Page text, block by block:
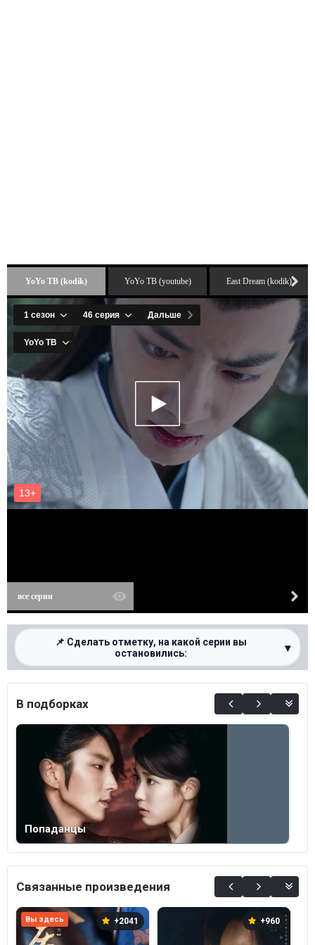
YoYo ТВ (kodik) YoYo ТВ (youtube) East Dream (kodik)
все серии
📌 Сделать отметку, на какой серии вы
остановились:
▾
0%
В подборках
Попаданцы
Связанные произведения
+2041
Вы здесь +960